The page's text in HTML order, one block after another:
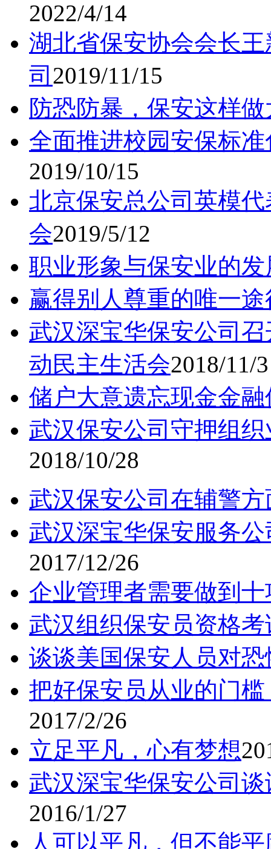
2022/4/14
湖北省保安协会会长
司 2019/11/15
防恐防暴，保安这样
全面推进校园安保标
2019/10/15
北京保安总公司英模
会2019/5/12
职业形象与保安业的发
赢得别人尊重的唯一
武汉深宝华保安公司
动民主生活会2018/11/3
储户大意遗忘现金金
武汉保安公司守押组
2018/10/28
武汉保安公司在辅警
武汉深宝华保安服务
2017/12/26
企业管理者需要做到
武汉组织保安员资格考
谈谈美国保安人员对
把好保安员从业的门
2017/2/26
立足平凡，心有梦想
武汉深宝华保安公司
2016/1/27
人可以平凡，但不能